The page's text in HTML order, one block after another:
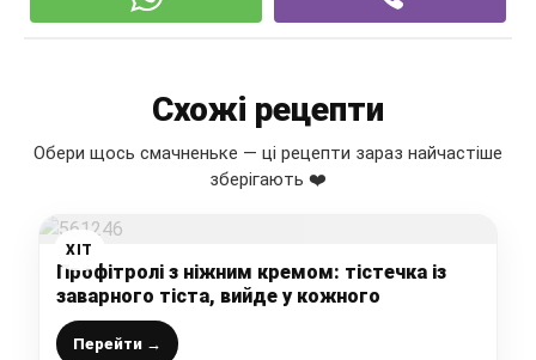
Схожі рецепти
Обери щось смачненьке — ці рецепти зараз найчастіше
зберігають ❤️
ХІТ
Профітролі з ніжним кремом: тістечка із
заварного тіста, вийде у кожного
Перейти →